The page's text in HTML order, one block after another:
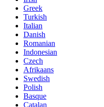
Greek
Turkish
Italian
Danish
Romanian
Indonesian
Czech
Afrikaans
Swedish
Polish
Basque
Catalan